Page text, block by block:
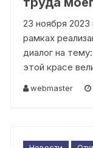
23 ноября
рамках
диалог на
этой красе
webmaster